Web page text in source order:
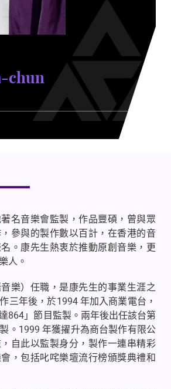
chun
名音樂會監製，作品豐碩，曾與眾
參與的製作數以百計，在香港的音
。康先生熱衷於推動原創音樂，更
人。
樂）任職，是康先生的事業生涯之
三年後，於1994 年加入商業電台，
864」節目監製。兩年後出任該台第
。1999 年獲擢升為商台製作有限公
自此以監製身分，製作一連串精彩
，包括叱咤樂壇流行榜頒獎典禮和